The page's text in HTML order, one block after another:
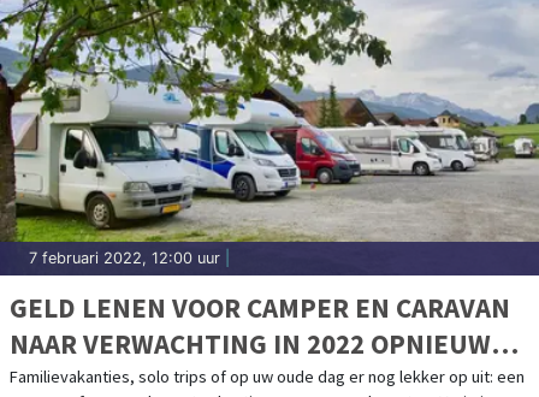
7 februari 2022, 12:00 uur
GELD LENEN VOOR CAMPER EN CARAVAN
NAAR VERWACHTING IN 2022 OPNIEUW
POPULAIR
Familievakanties, solo trips of op uw oude dag er nog lekker op uit: een